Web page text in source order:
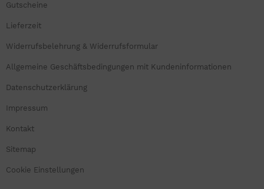
Gutscheine
Lieferzeit
Widerrufsbelehrung & Widerrufsformular
Allgemeine Geschäftsbedingungen mit Kundeninformationen
Datenschutzerklärung
Impressum
Kontakt
Sitemap
Cookie Einstellungen